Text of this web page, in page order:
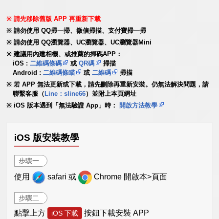
請先移除舊版 APP 再重新下載
請勿使用 QQ掃一掃、微信掃描、支付寶掃一掃
請勿使用 QQ瀏覽器、UC瀏覽器、UC瀏覽器Mini
建議用內建相機、或推薦的掃碼APP：
iOS :二維碼條碼 或QR碼
掃描
Android :二維碼條瞄 或二維碼
掃描
若 APP 無法更新或下載，請先刪除再重新安裝。仍無法解決問題，請
聯繫客服（ Line：sline66）並附上本頁網址
iOS 版本遇到「無法驗證 App」時：
開啟方法教學
iOS 版安裝教學
步驟一
使用 safari 或 Chrome 開啟本>頁面
步驟二
點擊上方 iOS 下載 按鈕下載安裝 APP